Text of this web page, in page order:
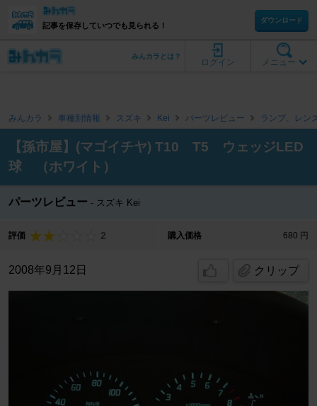
記事を保存していつでも見られる！
ダウンロード
メニュー
ログイン
みんカラとは？
みんカラ 車種別情報 スズキ Kei パーツレビュー ランプ、レン
【孫市屋】(マゴイチヤ) T10 T5 ウェッジLED
球 （ホワイト）
パーツレビュー スズキ Kei
評価 2 購入価格 680 円
2008年9月12日 クリップ